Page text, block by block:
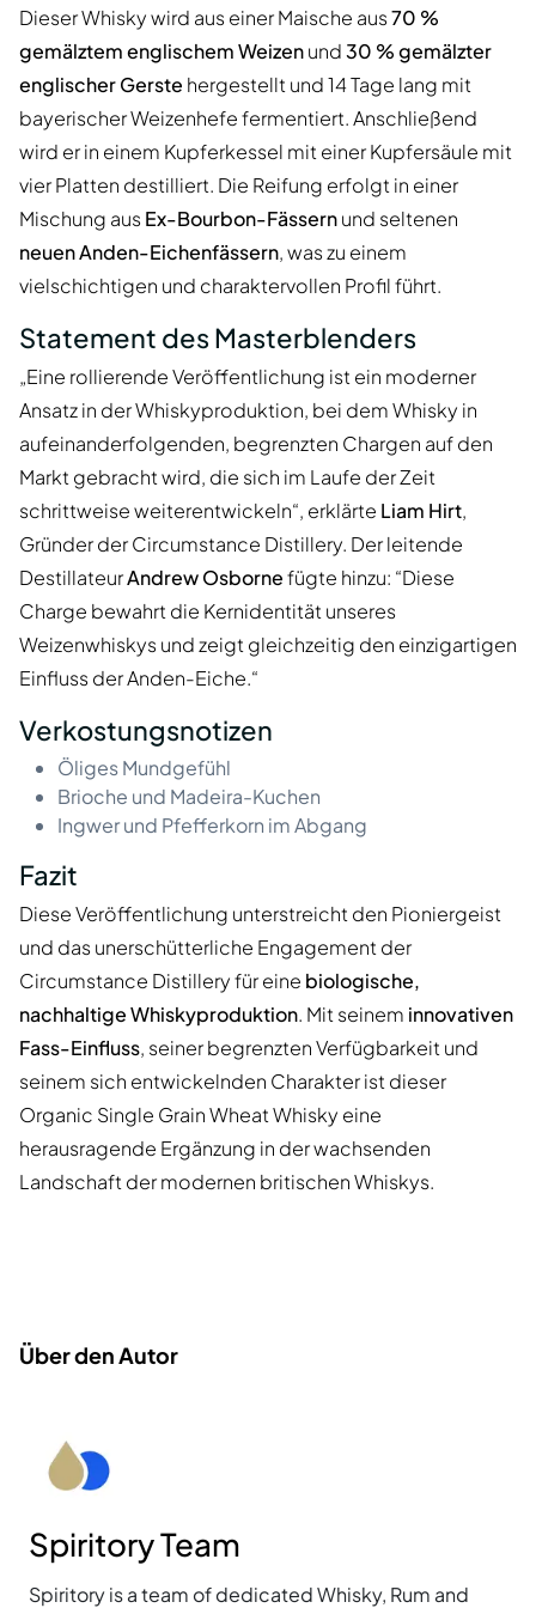
Dieser Whisky wird aus einer Maische aus70 %
gemälztem englischem Weizenund30 % gemälzter
englischer Gerste hergestellt und 14 Tage lang mit
bayerischer Weizenhefe fermentiert. Anschließend
wird er in einem Kupferkessel mit einer Kupfersäule mit
vier Platten destilliert. Die Reifung erfolgt in einer
Mischung ausEx-Bourbon-Fässernund seltenen
neuen Anden-Eichenfässern, was zu einem
vielschichtigen und charaktervollen Profil führt.
Statement des Masterblenders
„Eine rollierende Veröffentlichung ist ein moderner
Ansatz in der Whiskyproduktion, bei dem Whisky in
aufeinanderfolgenden, begrenzten Chargen auf den
Markt gebracht wird, die sich im Laufe der Zeit
schrittweise weiterentwickeln“, erklärte Liam Hirt,
Gründer der Circumstance Distillery. Der leitende
DestillateurAndrew Osbornefügte hinzu: “Diese
Charge bewahrt die Kernidentität unseres
Weizenwhiskys und zeigt gleichzeitig den einzigartigen
Einfluss der Anden-Eiche.“
Verkostungsnotizen
Öliges Mundgefühl
Brioche und Madeira-Kuchen
Ingwer und Pfefferkorn im Abgang
Fazit
Diese Veröffentlichung unterstreicht den Pioniergeist
und das unerschütterliche Engagement der
Circumstance Distillery für eine biologische,
nachhaltige Whiskyproduktion. Mit seinem innovativen
Fass-Einfluss, seiner begrenzten Verfügbarkeit und
seinem sich entwickelnden Charakter ist dieser
Organic Single Grain Wheat Whisky eine
herausragende Ergänzung in der wachsenden
Landschaft der modernen britischen Whiskys.
Über den Autor
Spiritory Team
Spiritory is a team of dedicated Whisky, Rum and